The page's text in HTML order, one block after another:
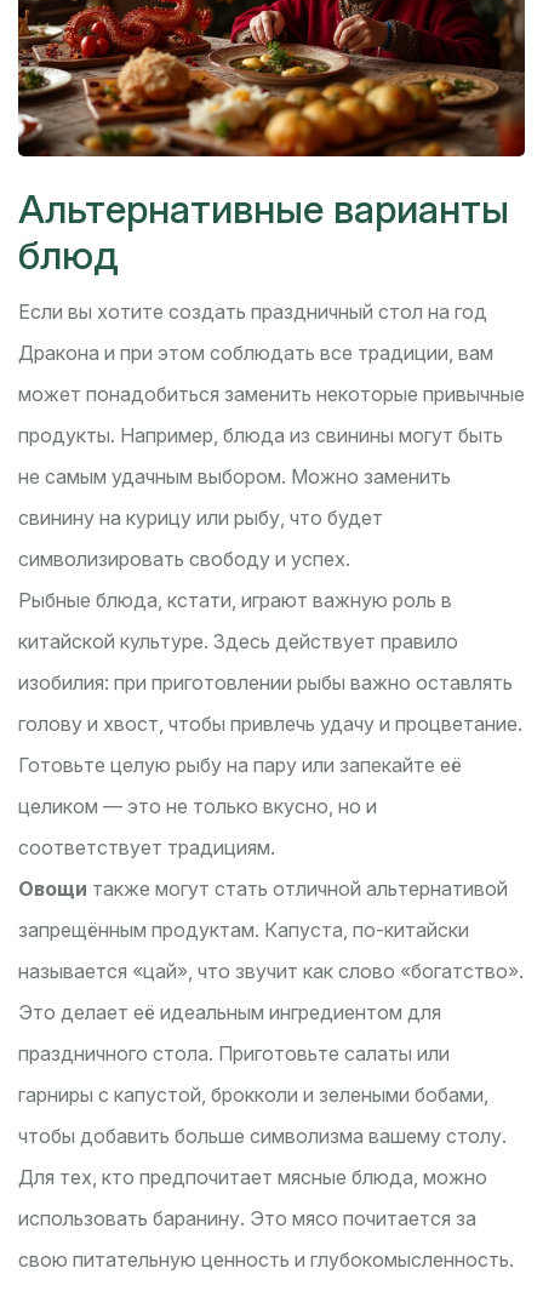
Альтернативные варианты
блюд
Если вы хотите создать праздничный стол на год
Дракона и при этом соблюдать все традиции, вам
может понадобиться заменить некоторые привычные
продукты. Например, блюда из свинины могут быть
не самым удачным выбором. Можно заменить
свинину на курицу или рыбу, что будет
символизировать свободу и успех.
Рыбные блюда, кстати, играют важную роль в
китайской культуре. Здесь действует правило
изобилия: при приготовлении рыбы важно оставлять
голову и хвост, чтобы привлечь удачу и процветание.
Готовьте целую рыбу на пару или запекайте её
целиком — это не только вкусно, но и
соответствует традициям.
Овощи также могут стать отличной альтернативой
запрещённым продуктам. Капуста, по-китайски
называется «цай», что звучит как слово «богатство».
Это делает её идеальным ингредиентом для
праздничного стола. Приготовьте салаты или
гарниры с капустой, брокколи и зелеными бобами,
чтобы добавить больше символизма вашему столу.
Для тех, кто предпочитает мясные блюда, можно
использовать баранину. Это мясо почитается за
свою питательную ценность и глубокомысленность.